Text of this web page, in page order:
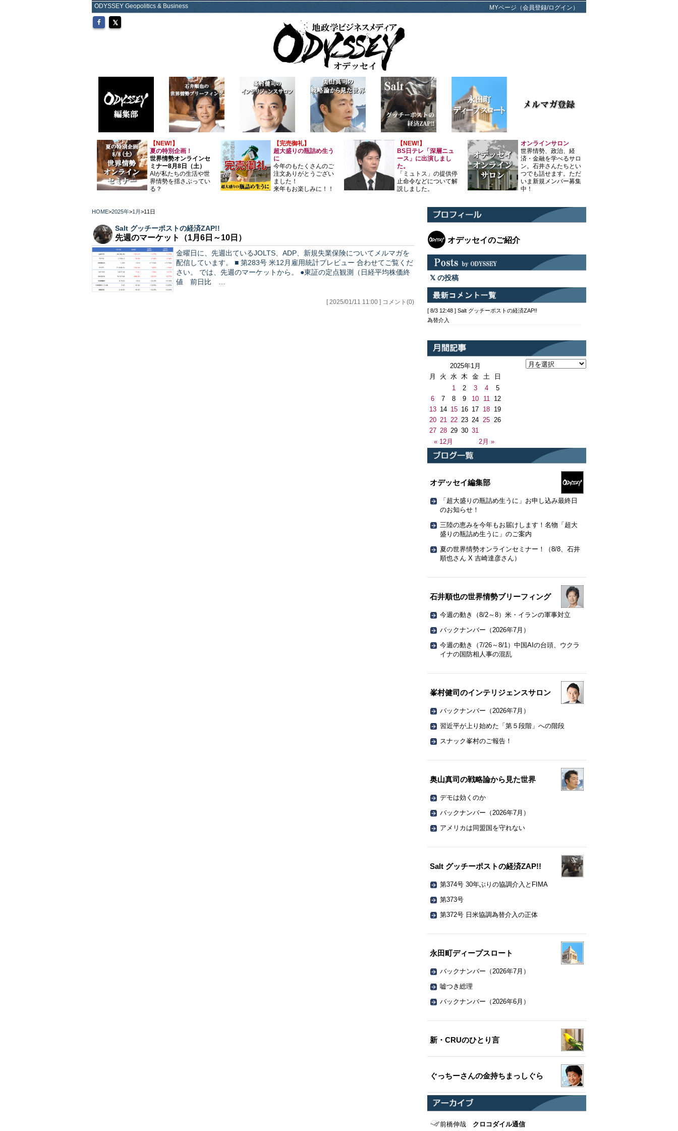
ODYSSEY Geopolitics & Business MYページ（会員登録/ログイン）
【NEW!】
夏の特別企画！
世界情勢オンラインセ
ミナー8月8日（土）
AIが私たちの生活や世
界情勢を揺さぶってい
る？
【完売御礼】
超大盛りの瓶詰め生う
に
今年のもたくさんのご
注文ありがとうござい
ました！
来年もお楽しみに！！
【NEW!】
BS日テレ「深層ニュ
ース」に出演しまし
た。
「ミュトス」の提供停
止命令などについて解
説しました。
オンラインサロン
世界情勢、政治、経
済・金融を学べるサロ
ン。石井さんたちとい
つでも話せます。ただ
いま新規メンバー募集
中！
HOME>2025年>1月>11日
Salt グッチーポストの経済ZAP!!
先週のマーケット（1月6日～10日）
金曜日に、先週出ているJOLTS、ADP、新規失業保険についてメルマガを
配信しています。 ■ 第283号 米12月雇用統計プレビュー 合わせてご覧くだ
さい。 では、先週のマーケットから。 ●東証の定点観測（日経平均株価終
値 前日比 …
[ 2025/01/11 11:00 ] コメント(0)
オデッセイのご紹介
の投稿
[ 8/3 12:48 ] Salt グッチーポストの経済ZAP!!
為替介入
2025年1月
月
火 水 木 金 土 日
« 12月 2月 »
1 2 3 4
5
6
7 8 9 10 11
12
13 14 15 16 17 18 19
20 21 22 23 24 25 26
27 28 29 30 31
オデッセイ編集部
「超大盛りの瓶詰め生うに」お申し込み最終日
のお知らせ！
三陸の恵みを今年もお届けします！名物「超大
盛りの瓶詰め生うに」のご案内
夏の世界情勢オンラインセミナー！（8/8、石井
順也さん X 吉崎達彦さん）
石井順也の世界情勢ブリーフィング
今週の動き（8/2～8）米・イランの軍事対立
バックナンバー（2026年7月）
今週の動き（7/26～8/1）中国AIの台頭、ウクラ
イナの国防相人事の混乱
峯村健司のインテリジェンスサロン
バックナンバー（2026年7月）
習近平が上り始めた「第５段階」への階段
スナック峯村のご報告！
奥山真司の戦略論から見た世界
デモは効くのか
バックナンバー（2026年7月）
アメリカは同盟国を守れない
Salt グッチーポストの経済ZAP!!
第374号 30年ぶりの協調介入とFIMA
第373号
第372号 日米協調為替介入の正体
永田町ディープスロート
バックナンバー（2026年7月）
嘘つき総理
バックナンバー（2026年6月）
新・CRUのひとり言
ぐっちーさんの金持ちまっしぐら
前橋伸哉 クロコダイル通信